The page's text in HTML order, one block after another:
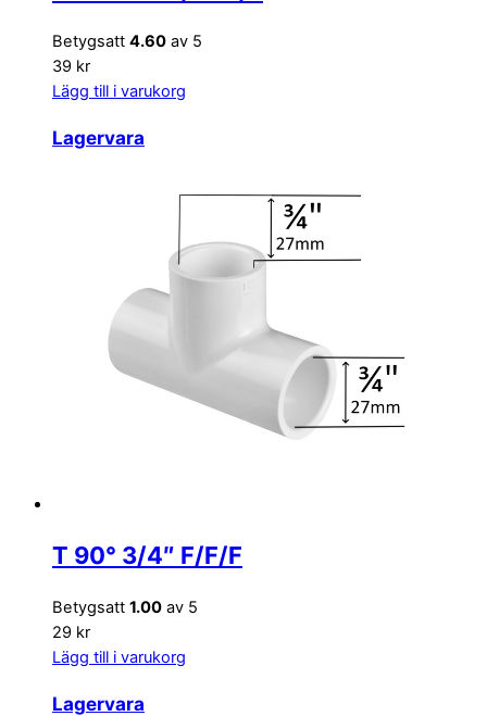
Betygsatt 4.60 av 5
39 kr
Lägg till i varukorg
Lagervara
T 90° 3/4″ F/F/F
Betygsatt 1.00 av 5
29 kr
Lägg till i varukorg
Lagervara